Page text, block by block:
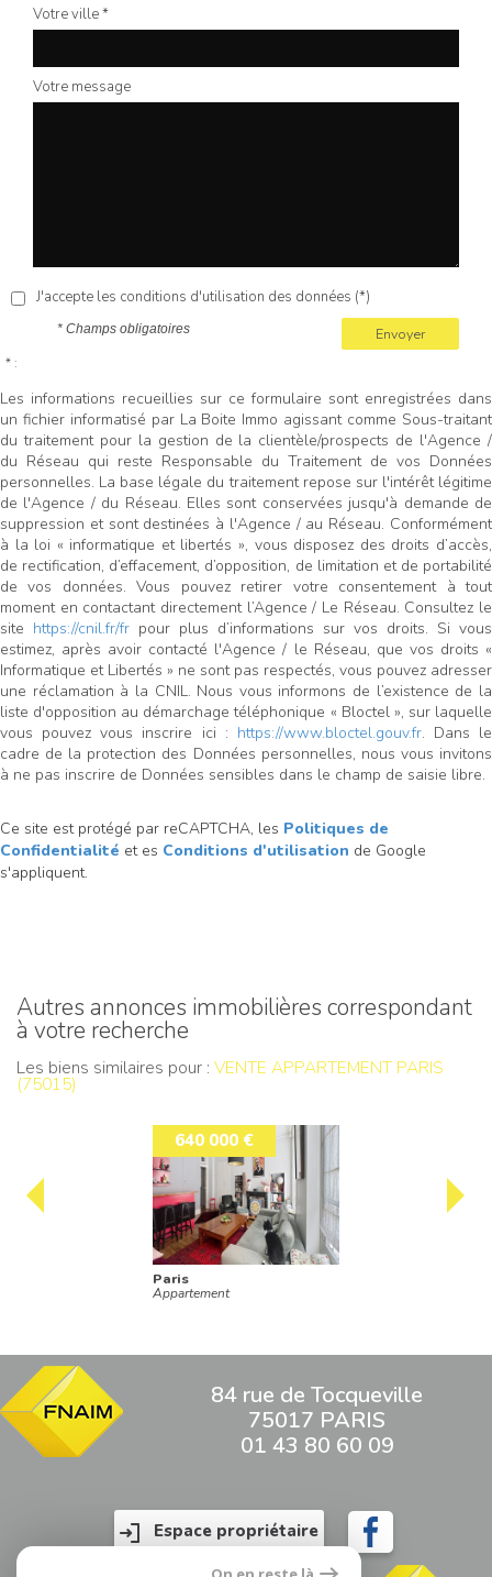
Votre ville *
Votre message
J'accepte les conditions d'utilisation des données (*)
Envoyer
* Champs obligatoires
* :
Les informations recueillies sur ce formulaire sont enregistrées dans
un fichier informatisé par La Boite Immo agissant comme Sous-traitant
du traitement pour la gestion de la clientèle/prospects de l'Agence /
du Réseau qui reste Responsable du Traitement de vos Données
personnelles. La base légale du traitement repose sur l'intérêt légitime
de l'Agence / du Réseau. Elles sont conservées jusqu'à demande de
suppression et sont destinées à l'Agence / au Réseau. Conformément
à la loi « informatique et libertés », vous disposez des droits d’accès,
de rectification, d’effacement, d’opposition, de limitation et de portabilité
de vos données. Vous pouvez retirer votre consentement à tout
moment en contactant directement l’Agence / Le Réseau. Consultez le
site https://cnil.fr/fr pour plus d’informations sur vos droits. Si vous
estimez, après avoir contacté l'Agence / le Réseau, que vos droits «
Informatique et Libertés » ne sont pas respectés, vous pouvez adresser
une réclamation à la CNIL. Nous vous informons de l’existence de la
liste d'opposition au démarchage téléphonique « Bloctel », sur laquelle
vous pouvez vous inscrire ici : https://www.bloctel.gouv.fr. Dans le
cadre de la protection des Données personnelles, nous vous invitons
à ne pas inscrire de Données sensibles dans le champ de saisie libre.
Ce site est protégé par reCAPTCHA, les Politiques de
Confidentialité et es Conditions d'utilisation de Google
s'appliquent.
autres annonces immobilières correspondant
à votre recherche
Les biens similaires pour : VENTE APPARTEMENT PARIS
(75015)
640 000 €
Paris
Appartement
84 rue de Tocqueville
75017 PARIS
01 43 80 60 09
Espace propriétaire